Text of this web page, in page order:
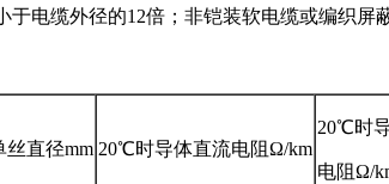
于电缆外径的12倍；非铠装软电缆或编织屏蔽
丝直径mm 20℃时导体直流电阻Ω/km
20℃时
电阻Ω/